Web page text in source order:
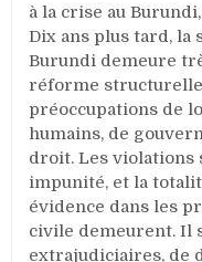
à la crise au
Dix ans plus tard, la
Burundi demeure
réforme structurelle
préoccupations de
humains, de
droit. Les violations
impunité, et la
évidence dans les
civile demeurent. Il
extrajudiciaires, de